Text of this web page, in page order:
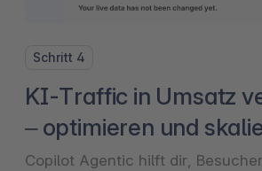
Schritt 4
KI-Traffic in Umsatz
– optimieren und
Copilot Agentic hilft dir,